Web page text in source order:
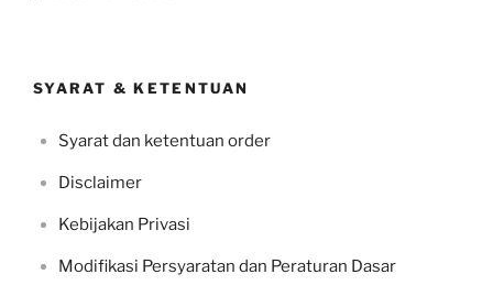
SYARAT & KETENTUAN
Syarat dan ketentuan order
Disclaimer
Kebijakan Privasi
Modifikasi Persyaratan dan Peraturan Dasar